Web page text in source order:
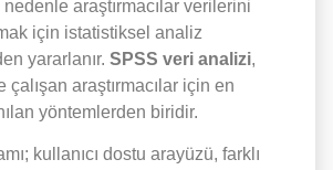
araştırmacılar verilerini
için istatistiksel analiz
yararlanır. SPSS veri analizi,
çalışan araştırmacılar için en
yöntemlerden biridir.
kullanıcı dostu arayüzü, farklı